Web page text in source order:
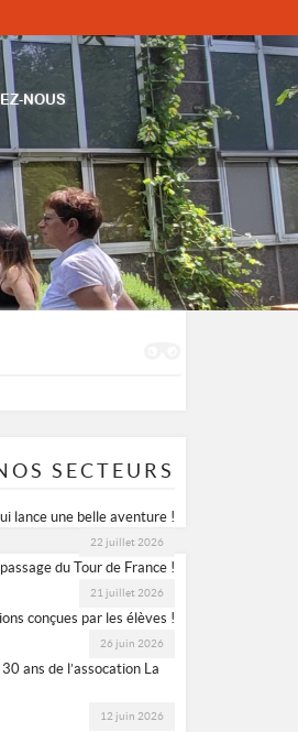
NOUS
SECTEURS
lance une belle aventure !
22 juillet 2026
du Tour de France !
21 juillet 2026
conçues par les élèves !
26 juin 2026
ans de l’assocation La
12 juin 2026